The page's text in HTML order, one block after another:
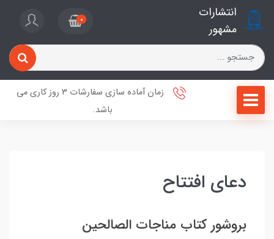
انتشارات
مشهور
0
زمان آماده سازی سفارشات 3 روز کاری می
باشد.
دعای افتتاح
بروشور کتاب مناجات الصالحین